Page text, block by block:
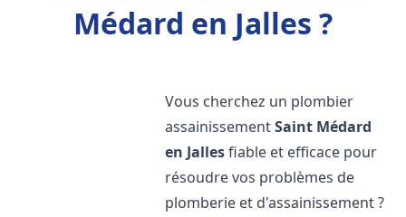
Médard en Jalles ?
Vous cherchez un plombier
assainissementSaint Médard
en Jallesfiable et efficace pour
résoudre vos problèmes de
plomberie et d'assainissement ?